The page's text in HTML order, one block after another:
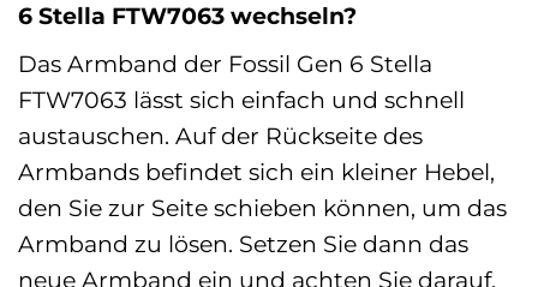
6 Stella FTW7063 wechseln?
Das Armband der Fossil Gen 6 Stella
FTW7063 lässt sich einfach und schnell
austauschen. Auf der Rückseite des
Armbands befindet sich ein kleiner Hebel,
den Sie zur Seite schieben können, um das
Armband zu lösen. Setzen Sie dann das
neue Armband ein und achten Sie darauf,